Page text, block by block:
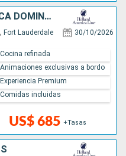
ESTADOS UNIDOS, REPÚBLICA DOMINICANA, ARUBA, BAHAMAS
Fort Lauderdale 30/10/2026
US$ 685 +Tasas
Cocina refinada
Animaciones exclusivas a bordo
Experiencia Premium
Comidas incluidas